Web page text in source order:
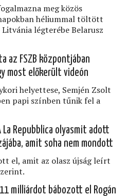
meg közös
héliummal töltött
légterébe Belarusz
az FSZB központjában
most előkerült videón
helyettese, Semjén Zsolt
papi színben tűnik fel a
La Repubblica olyasmit adott
amit soha nem mondott
el, amit az olasz újság leírt
milliárdot bábozott el Rogán